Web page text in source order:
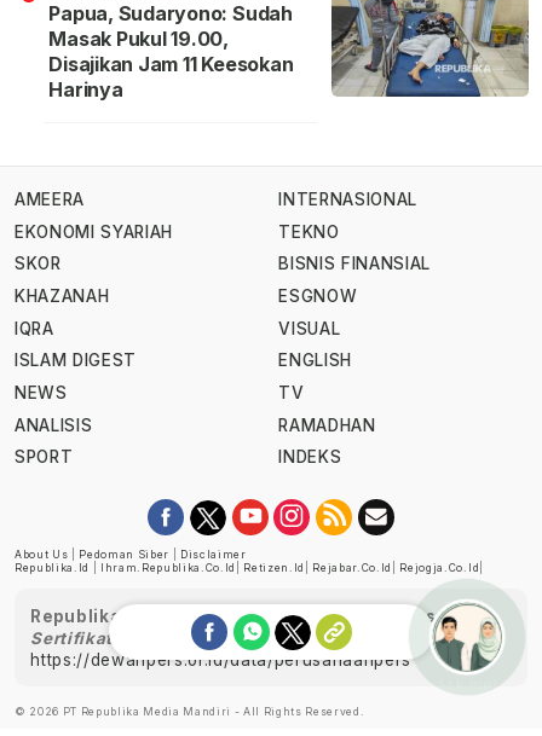
Papua, Sudaryono: Sudah
Masak Pukul 19.00,
Disajikan Jam 11 Keesokan
Harinya
AMEERA
EKONOMI SYARIAH
SKOR
KHAZANAH
IQRA
ISLAM DIGEST
NEWS
ANALISIS
SPORT
INTERNASIONAL
TEKNO
BISNIS FINANSIAL
ESGNOW
VISUAL
ENGLISH
TV
RAMADHAN
INDEKS
About Us Pedoman Siber
Disclaimer
Republika.id
Ihram.republika.co.id Retizen.id Rejabar.co.id Rejogja.co.id
Republika telah diverifikasi oleh Dewan Pers
Sertifikat Nomor 1058/DP-Verifikasi/K/XII/2022
https://dewanpers.or.id/data/perusahaanpers
© 2026 PT Republika Media Mandiri - All Rights Reserved.
Ask me!